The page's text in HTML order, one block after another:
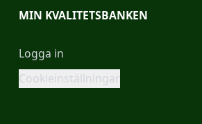
MIN KVALITETSBANKEN
Logga in
Cookieinställningar